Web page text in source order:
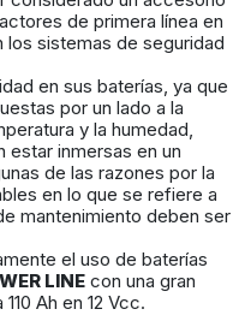
de primera línea en
los sistemas de seguridad
en sus baterías, ya que
por un lado a la
y la humedad,
estar inmersas en un
de las razones por la
en lo que se refiere a
mantenimiento deben ser
el uso de baterías
LINE con una gran
Ah en 12 Vcc.